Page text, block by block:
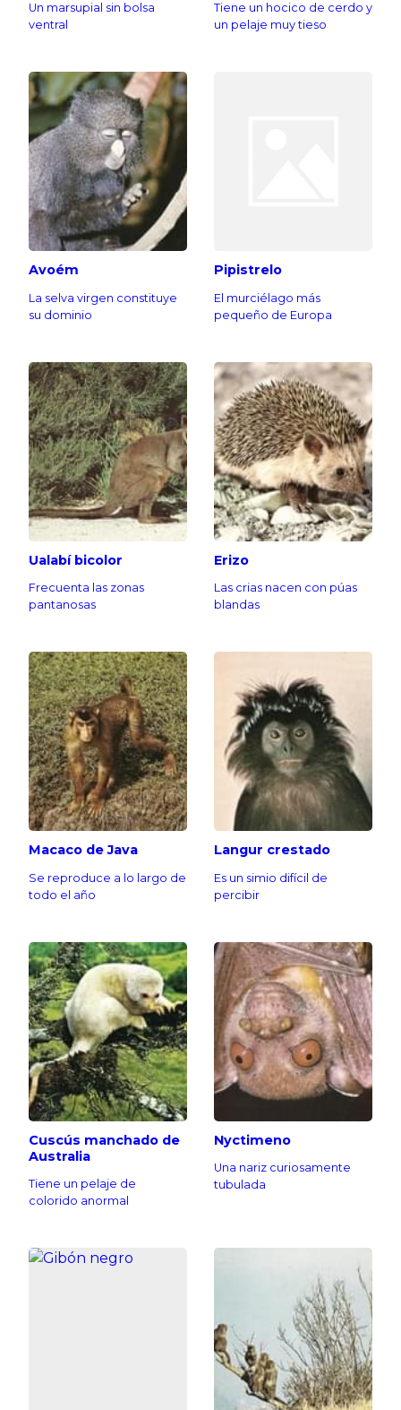
Un marsupial sin bolsa
ventral
Tiene un hocico de cerdo y
un pelaje muy tieso
Avoém
La selva virgen constituye
su dominio
Pipistrelo
El murciélago más
pequeño de Europa
Ualabí bicolor
Frecuenta las zonas
pantanosas
Erizo
Las crias nacen con púas
blandas
Macaco de Java
Se reproduce a lo largo de
todo el año
Langur crestado
Es un simio difícil de
percibir
Cuscús manchado de
Australia
Tiene un pelaje de
colorido anormal
Nyctimeno
Una nariz curiosamente
tubulada